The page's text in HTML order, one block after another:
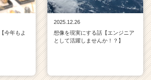
今年もよ
2025.12.26
想像を現実にする話【エンジニア
として活躍しませんか！？】